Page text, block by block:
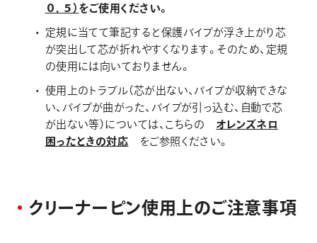
０．５） をご使用ください。
定規に当てて筆記すると保護パイプが浮き上がり芯
が突出して芯が折れやすくなります。そのため、定規
の使用には向いておりません。
使用上のトラブル（芯が出ない、パイプが収納できな
い、パイプが曲がった、パイプが引っ込む、自動で芯
が出ない等）については、こちらの オレンズネロ
困ったときの対応 をご参照ください。
ク リーナー ピン使用 上のご注意事項